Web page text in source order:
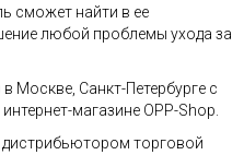
сможет найти в ее
любой проблемы ухода за
Москве, Санкт-Петербурге с
магазине OPP-Shop.
торговой